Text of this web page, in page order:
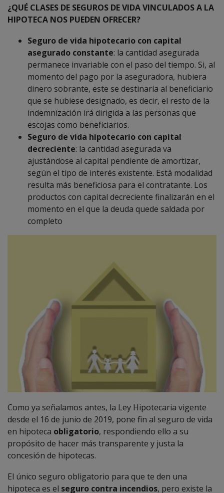
¿QUÉ CLASES DE SEGUROS DE VIDA VINCULADOS A LA
HIPOTECA NOS PUEDEN OFRECER?
Seguro de vida hipotecario con capital
asegurado constante: la cantidad asegurada
permanece invariable con el paso del tiempo. Si, al
momento del pago por la aseguradora, hubiera
dinero sobrante, este se destinaría al beneficiario
que se hubiese designado, es decir, el resto de la
indemnización irá dirigida a las personas que
escojas como beneficiarios.
Seguro de vida hipotecario con capital
decreciente: la cantidad asegurada va
ajustándose al capital pendiente de amortizar,
según el tipo de interés existente. Está modalidad
resulta más beneficiosa para el contratante. Los
productos con capital decreciente finalizarán en el
momento en el que la deuda quede saldada por
completo
Como ya señalamos antes, la Ley Hipotecaria vigente
desde el 16 de junio de 2019, pone fin al seguro de vida
en hipoteca obligatorio, respondiendo ello a su
propósito de hacer más transparente y justa la
concesión de hipotecas.
El único seguro obligatorio para que te den una
hipoteca es el seguro contra incendios, pero existe la